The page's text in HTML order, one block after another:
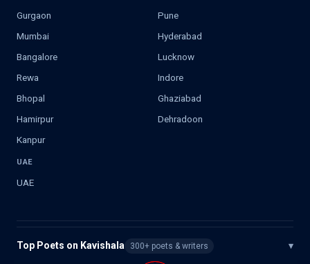
Gurgaon
Pune
Mumbai
Hyderabad
Bangalore
Lucknow
Rewa
Indore
Bhopal
Ghaziabad
Hamirpur
Dehradoon
Kanpur
UAE
UAE
Top Poets on Kavishala 300+ poets & writers ▾